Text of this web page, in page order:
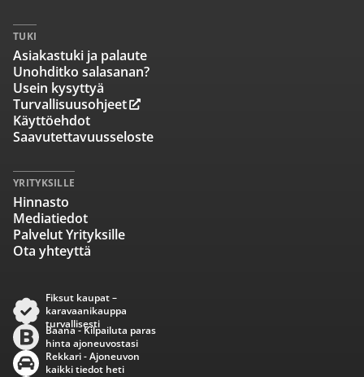
TUKI
Asiakastuki ja palaute
Unohditko salasanan?
Usein kysyttyä
Turvallisuusohjeet
Käyttöehdot
Saavutettavuusseloste
YRITYKSILLE
Hinnasto
Mediatiedot
Palvelut Yrityksille
Ota yhteyttä
Fiksut kaupat –
karavaanikauppa
turvallisesti
Baana - Kilpailuta paras
hinta ajoneuvostasi
Rekkari - Ajoneuvon
kaikki tiedot heti